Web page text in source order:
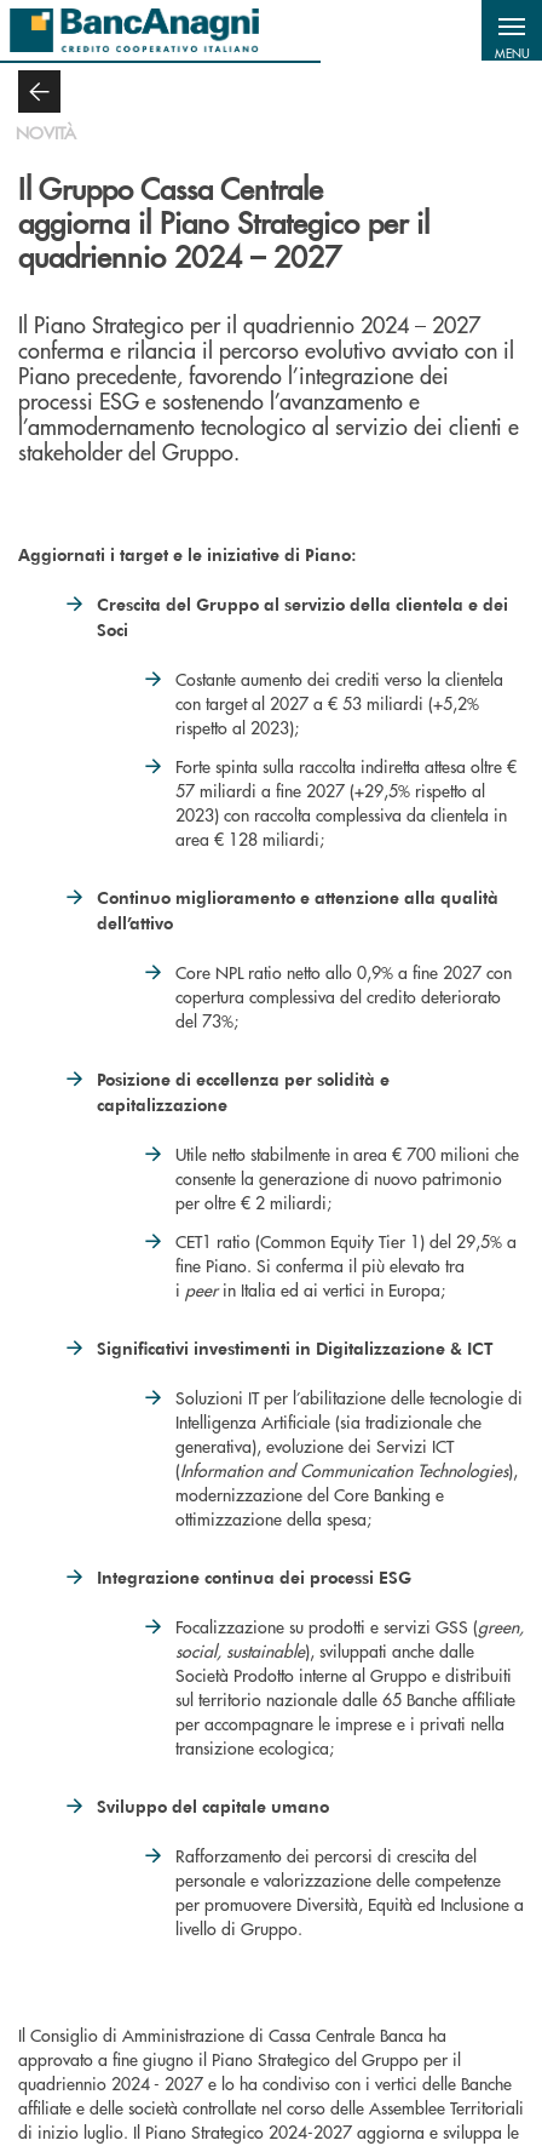
Salta al contenuto principale
MENU
NOVITÀ
Il Gruppo Cassa Centrale
aggiorna il Piano Strategico per il
quadriennio 2024 – 2027
Il Piano Strategico per il quadriennio 2024 – 2027
conferma e rilancia il percorso evolutivo avviato con il
Piano precedente, favorendo l’integrazione dei
processi ESG e sostenendo l’avanzamento e
l’ammodernamento tecnologico al servizio dei clienti e
stakeholder del Gruppo.
Aggiornati i target e le iniziative di Piano:
Crescita del Gruppo al servizio della clientela e dei
Soci
Costante aumento dei crediti verso la clientela
con target al 2027 a € 53 miliardi (+5,2%
rispetto al 2023);
Forte spinta sulla raccolta indiretta attesa oltre €
57 miliardi a fine 2027 (+29,5% rispetto al
2023) con raccolta complessiva da clientela in
area € 128 miliardi;
Continuo miglioramento e attenzione alla qualità
dell’attivo
Core NPL ratio netto allo 0,9% a fine 2027 con
copertura complessiva del credito deteriorato
del 73%;
Posizione di eccellenza per solidità e
capitalizzazione
Utile netto stabilmente in area € 700 milioni che
consente la generazione di nuovo patrimonio
per oltre € 2 miliardi;
CET1 ratio (Common Equity Tier 1) del 29,5% a
fine Piano. Si conferma il più elevato tra
i peerin Italia ed ai vertici in Europa;
Significativi investimenti in Digitalizzazione & ICT
Soluzioni IT per l’abilitazione delle tecnologie di
Intelligenza Artificiale (sia tradizionale che
generativa), evoluzione dei Servizi ICT
(Information and Communication Technologies),
modernizzazione del Core Banking e
ottimizzazione della spesa;
Integrazione continua dei processi ESG
Focalizzazione su prodotti e servizi GSS (green,
social, sustainable), sviluppati anche dalle
Società Prodotto interne al Gruppo e distribuiti
sul territorio nazionale dalle 65 Banche affiliate
per accompagnare le imprese e i privati nella
transizione ecologica;
Sviluppo del capitale umano
Rafforzamento dei percorsi di crescita del
personale e valorizzazione delle competenze
per promuovere Diversità, Equità ed Inclusione a
livello di Gruppo.
Il Consiglio di Amministrazione di Cassa Centrale Banca ha
approvato a fine giugno il Piano Strategico del Gruppo per il
quadriennio 2024 - 2027 e lo ha condiviso con i vertici delle Banche
affiliate e delle società controllate nel corso delle Assemblee Territoriali
di inizio luglio. Il Piano Strategico 2024-2027 aggiorna e sviluppa le